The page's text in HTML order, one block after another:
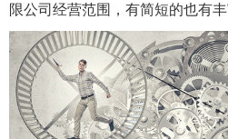
限公司经营范围，有简短的也有丰